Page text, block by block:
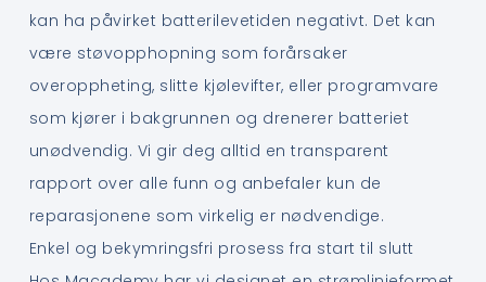
kan ha påvirket batterilevetiden negativt. Det kan
være støvopphopning som forårsaker
overoppheting, slitte kjølevifter, eller programvare
som kjører i bakgrunnen og drenerer batteriet
unødvendig. Vi gir deg alltid en transparent
rapport over alle funn og anbefaler kun de
reparasjonene som virkelig er nødvendige.
Enkel og bekymringsfri prosess fra start til slutt